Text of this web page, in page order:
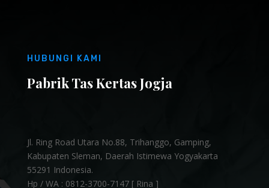
HUBUNGI KAMI
Pabrik Tas Kertas Jogja
Jl. Ring Road Utara No.88, Trihanggo, Gamping,
Kabupaten Sleman, Daerah Istimewa Yogyakarta
55291 Indonesia.
Hp / WA : 0812-3700-7147 [ Rina ]